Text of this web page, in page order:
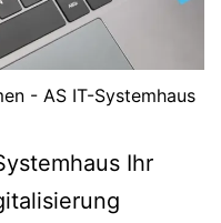
- AS IT-Systemhaus
Ihr